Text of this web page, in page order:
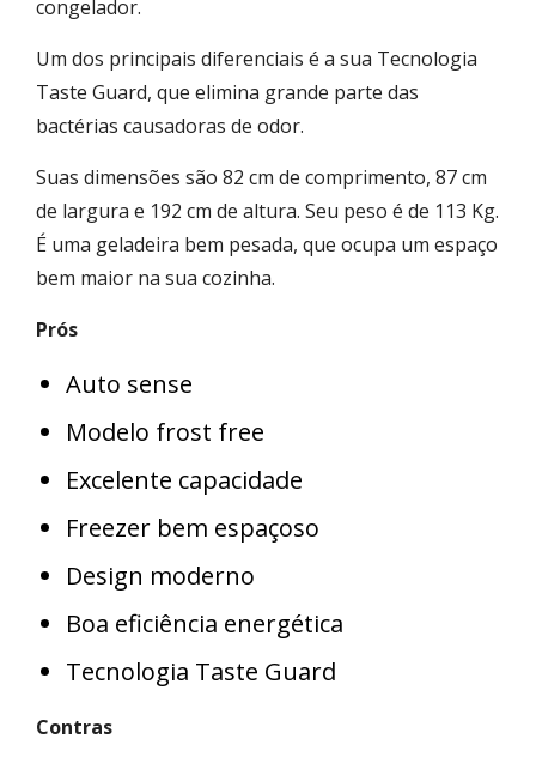
congelador.
Um dos principais diferenciais é a sua Tecnologia
Taste Guard, que elimina grande parte das
bactérias causadoras de odor.
Suas dimensões são ‎82 cm de comprimento, 87 cm
de largura e 192 cm de altura. Seu peso é de 113 Kg.
É uma geladeira bem pesada, que ocupa um espaço
bem maior na sua cozinha.
Prós
Auto sense
Modelo frost free
Excelente capacidade
Freezer bem espaçoso
Design moderno
Boa eficiência energética
Tecnologia Taste Guard
Contras